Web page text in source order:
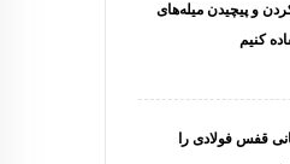
و پیچیدن میله‌های
کنیم
قفس فولادی را